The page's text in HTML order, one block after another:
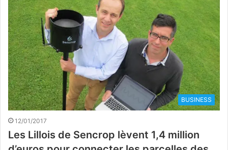
BUSINESS
12/01/2017
Les Lillois de Sencrop lèvent 1,4 million